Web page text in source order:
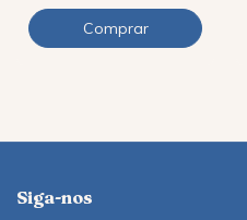
Siga-nos